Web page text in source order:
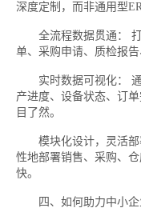
深度定制，而非通用型
全流程数据贯通： 打
单、采购申请、质检报
实时数据可视化： 通
产进度、设备状态、订
目了然。
模块化设计，灵活部
性地部署销售、采购、
快。
四、如何助力中小企